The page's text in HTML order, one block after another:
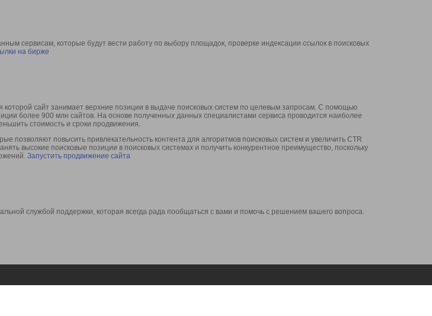
сервисам, которые будут вести работу по выбору площадок, проверке индексации ссылок в поисковых
на бирже
сайт занимает верхние позиции в выдаче поисковых систем по целевым запросам. С помощью
более 900 млн сайтов. На основе полученных данных специалистами сервиса проводится наиболее
стоимость и сроки продвижения.
позволяют повысить привлекательность контента для алгоритмов поисковых систем и увеличить CTR
высокие поисковые позиции в поисковых системах и получить конкурентное преимущество, поскольку
Запустить продвижение сайта
службой поддержки, которая всегда рада пообщаться с вами и помочь с решением вашего вопроса.